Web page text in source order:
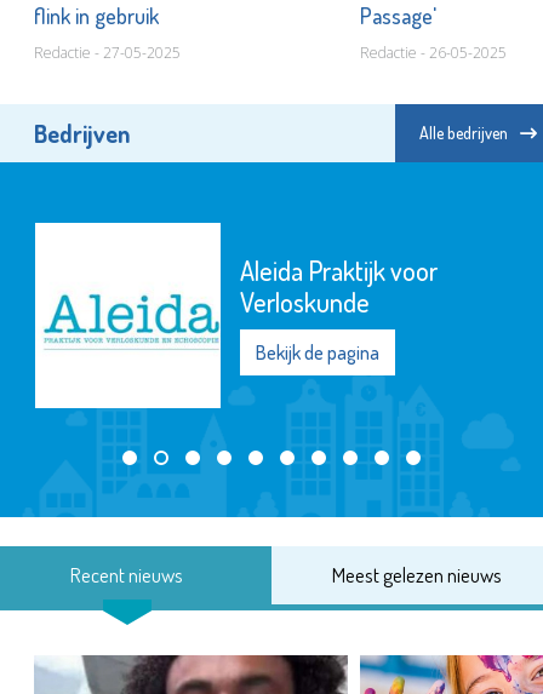
flink in gebruik
Redactie - 27-05-2025
Passage'
Redactie - 26-05-2025
Bedrijven Alle bedrijven
Aleida Praktijk voor
Verloskunde
Bekijk de pagina
Recent nieuws Meest gelezen nieuws